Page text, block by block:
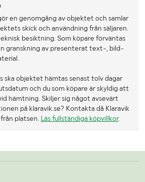
en genomgång av objektet och samlar
skick och användning från säljaren.
besiktning. Som köpare förväntas
granskning av presenterat text-, bild-
ska objektet hämtas senast tolv dagar
och du som köpare är skyldig att
hämtning. Skiljer sig något avsevärt
på klaravik.se? Kontakta då Klaravik
platsen. Läs fullständiga köpvillkor.